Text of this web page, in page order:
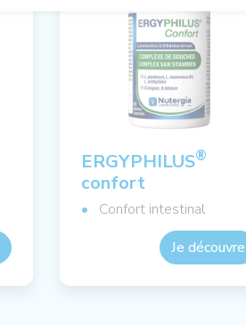
ERGYPHILUS®
confort
Confort intestinal
Je découvre